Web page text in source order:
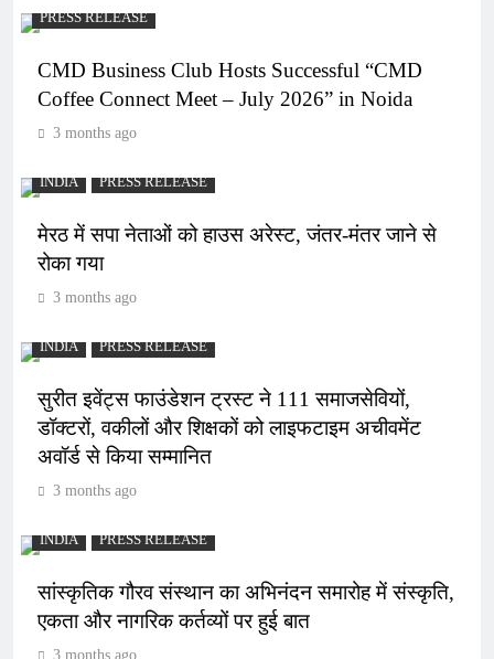
PRESS RELEASE
CMD Business Club Hosts Successful “CMD
Coffee Connect Meet – July 2026” in Noida
3 months ago
INDIA PRESS RELEASE
मेरठ में सपा नेताओं को हाउस अरेस्ट, जंतर-मंतर जाने से
रोका गया
3 months ago
INDIA PRESS RELEASE
सुरीत इवेंट्स फाउंडेशन ट्रस्ट ने 111 समाजसेवियों,
डॉक्टरों, वकीलों और शिक्षकों को लाइफटाइम अचीवमेंट
अवॉर्ड से किया सम्मानित
3 months ago
INDIA PRESS RELEASE
सांस्कृतिक गौरव संस्थान का अभिनंदन समारोह में संस्कृति,
एकता और नागरिक कर्तव्यों पर हुई बात
3 months ago